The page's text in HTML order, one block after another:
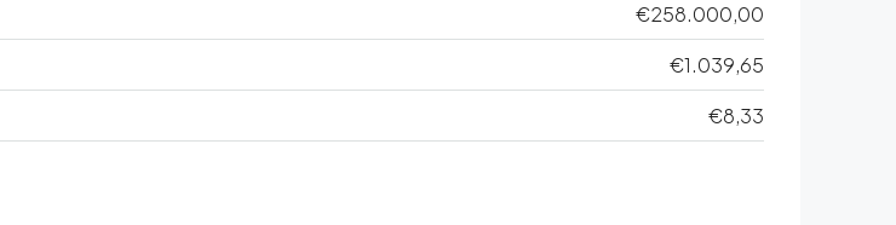
€258.000,00
€1.039,65
€8,33